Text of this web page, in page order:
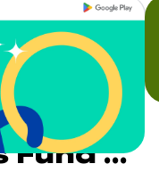
推出首
Fund 計